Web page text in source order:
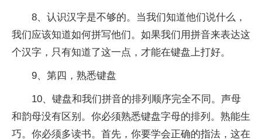
8、认识汉字是不够的。当我们知道他们说什么，
我们应该知道如何拼写他们。如果我们用拼音来表达这
个汉字，只有知道了这一点，才能在键盘上打好。
9、第四，熟悉键盘
10、键盘和我们拼音的排列顺序完全不同。声母
和韵母没有区别。你必须熟悉键盘字母的排列。熟能生
巧。你必须多读书。首先，你要学会正确的指法，这在